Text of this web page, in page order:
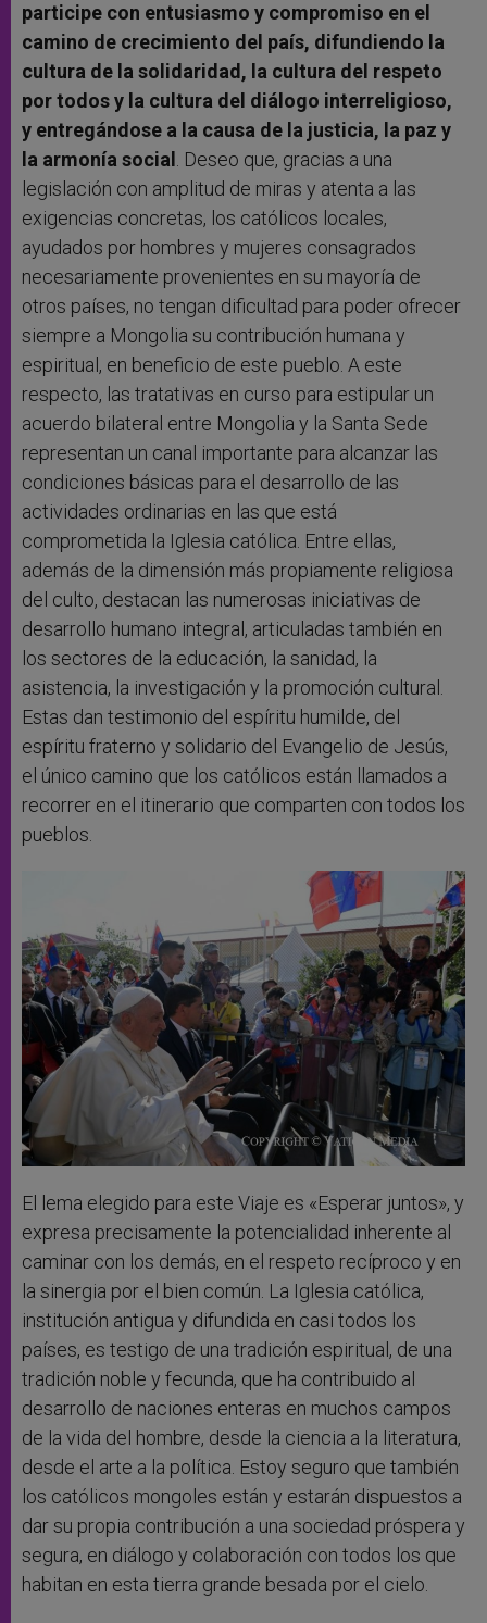
participe con entusiasmo y compromiso en el
camino de crecimiento del país, difundiendo la
cultura de la solidaridad, la cultura del respeto
por todos y la cultura del diálogo interreligioso,
y entregándose a la causa de la justicia, la paz y
la armonía social
. Deseo que, gracias a una
legislación con amplitud de miras y atenta a las
exigencias concretas, los católicos locales,
ayudados por hombres y mujeres consagrados
necesariamente provenientes en su mayoría de
otros países, no tengan dificultad para poder ofrecer
siempre a Mongolia su contribución humana y
espiritual, en beneficio de este pueblo. A este
respecto, las tratativas en curso para estipular un
acuerdo bilateral entre Mongolia y la Santa Sede
representan un canal importante para alcanzar las
condiciones básicas para el desarrollo de las
actividades ordinarias en las que está
comprometida la Iglesia católica. Entre ellas,
además de la dimensión más propiamente religiosa
del culto, destacan las numerosas iniciativas de
desarrollo humano integral, articuladas también en
los sectores de la educación, la sanidad, la
asistencia, la investigación y la promoción cultural.
Estas dan testimonio del espíritu humilde, del
espíritu fraterno y solidario del Evangelio de Jesús,
el único camino que los católicos están llamados a
recorrer en el itinerario que comparten con todos los
pueblos.
El lema elegido para este Viaje es «Esperar juntos», y
expresa precisamente la potencialidad inherente al
caminar con los demás, en el respeto recíproco y en
la sinergia por el bien común. La Iglesia católica,
institución antigua y difundida en casi todos los
países, es testigo de una tradición espiritual, de una
tradición noble y fecunda, que ha contribuido al
desarrollo de naciones enteras en muchos campos
de la vida del hombre, desde la ciencia a la literatura,
desde el arte a la política. Estoy seguro que también
los católicos mongoles están y estarán dispuestos a
dar su propia contribución a una sociedad próspera y
segura, en diálogo y colaboración con todos los que
habitan en esta tierra grande besada por el cielo.